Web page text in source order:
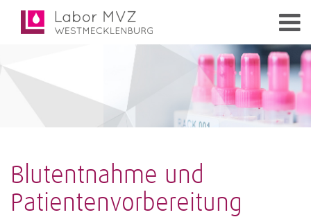
Blutentnahme und
Patientenvorbereitung